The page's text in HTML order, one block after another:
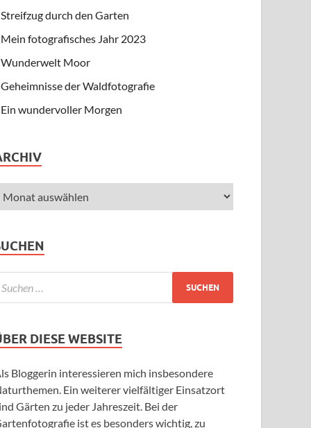
Streifzug durch den Garten
Mein fotografisches Jahr 2023
Wunderwelt Moor
Geheimnisse der Waldfotografie
Ein wundervoller Morgen
DIESE WEBSITE
Bloggerin interessieren mich insbesondere
Ein weiterer vielfältiger Einsatzort
Gärten zu jeder Jahreszeit. Bei der
ist es besonders wichtig, zu